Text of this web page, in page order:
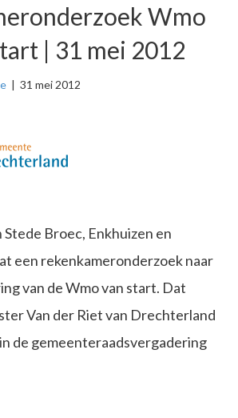
Wmo
| 31 mei 2012
| 31 mei 2012
Broec, Enkhuizen en
een rekenkameronderzoek naar
van de Wmo van start. Dat
Van der Riet van Drechterland
de gemeenteraadsvergadering